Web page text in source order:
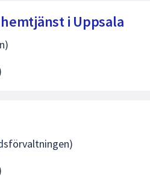
i Uppsala